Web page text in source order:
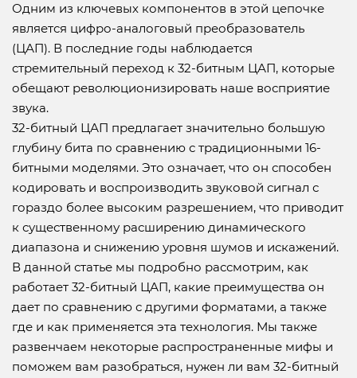
Одним из ключевых компонентов в этой цепочке
является цифро-аналоговый преобразователь
(ЦАП). В последние годы наблюдается
стремительный переход к 32-битным ЦАП, которые
обещают революционизировать наше восприятие
звука.
32-битный ЦАП предлагает значительно большую
глубину бита по сравнению с традиционными 16-
битными моделями. Это означает, что он способен
кодировать и воспроизводить звуковой сигнал с
гораздо более высоким разрешением, что приводит
к существенному расширению динамического
диапазона и снижению уровня шумов и искажений.
В данной статье мы подробно рассмотрим, как
работает 32-битный ЦАП, какие преимущества он
дает по сравнению с другими форматами, а также
где и как применяется эта технология. Мы также
развенчаем некоторые распространенные мифы и
поможем вам разобраться, нужен ли вам 32-битный